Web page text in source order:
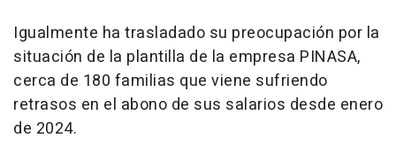
Igualmente ha trasladado su preocupación por la
situación de la plantilla de la empresa PINASA,
cerca de 180 familias que viene sufriendo
retrasos en el abono de sus salarios desde enero
de 2024.